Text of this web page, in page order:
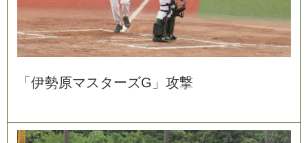
「 伊勢原マ ス ターズG 」 攻撃